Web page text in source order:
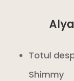
Totul
Shimmy